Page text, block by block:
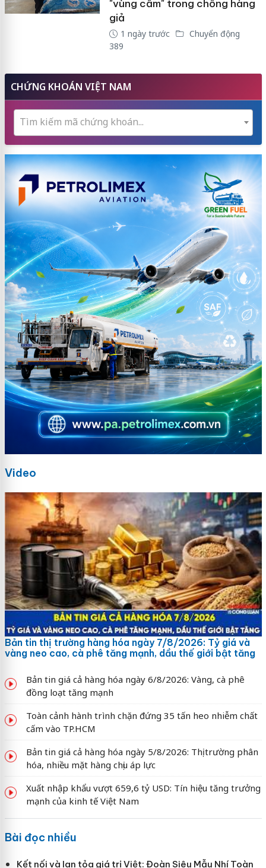
"vùng cấm" trong chống hàng
giả
1 ngày trước
Chuyển động
389
CHỨNG KHOÁN VIỆT NAM
Tìm kiếm mã chứng khoán...
Video
Bản tin thị trường hàng hóa ngày 7/8/2026: Tỷ giá và
vàng neo cao, cà phê tăng mạnh, dầu thế giới bật tăng
Bản tin giá cả hàng hóa ngày 6/8/2026: Vàng, cà phê
đồng loạt tăng mạnh
Toàn cảnh hành trình chặn đứng 35 tấn heo nhiễm chất
cấm vào TP.HCM
Bản tin giá cả hàng hóa ngày 5/8/2026: Thị trường phân
hóa, nhiều mặt hàng chịu áp lực
Xuất nhập khẩu vượt 659,6 tỷ USD: Tín hiệu tăng trưởng
mạnh của kinh tế Việt Nam
Bài đọc nhiều
Kết nối và lan tỏa giá trị Việt: Đoàn Siêu Mẫu Nhí Toàn